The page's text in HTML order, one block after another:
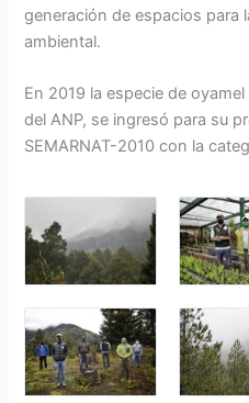
generación de espacios para
ambiental.
En 2019 la especie de
del ANP, se ingresó para su
SEMARNAT-2010 con la